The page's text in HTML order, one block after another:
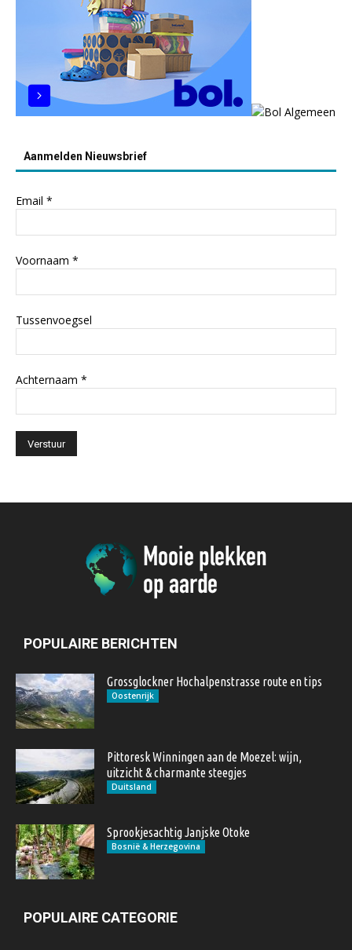
Aanmelden Nieuwsbrief
Email *
Voornaam *
Tussenvoegsel
Achternaam *
POPULAIRE BERICHTEN
Grossglockner Hochalpenstrasse route en tips
Oostenrijk
Pittoresk Winningen aan de Moezel: wijn,
uitzicht & charmante steegjes
Duitsland
Sprookjesachtig Janjske Otoke
Bosnië & Herzegovina
POPULAIRE CATEGORIE